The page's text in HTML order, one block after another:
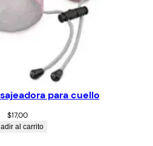
para cuello
$17,00
al carrito